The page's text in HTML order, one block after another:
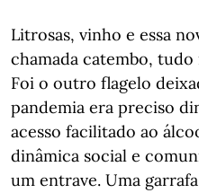
Litrosas, vinho e essa
chamada catembo,
Foi o outro flagelo
pandemia era preciso
acesso facilitado ao
dinâmica social e
um entrave. Uma